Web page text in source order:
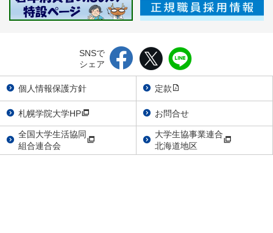
SNSで
シェア
個人情報保護方針
定款
札幌学院大学HP
お問合せ
全国大学生活協同
組合連合会
大学生協事業連合
北海道地区